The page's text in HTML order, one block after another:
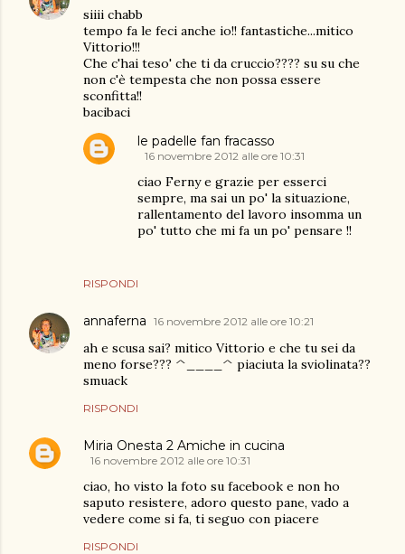
siiii chabb
tempo fa le feci anche io!! fantastiche...mitico
Vittorio!!!
Che c'hai teso' che ti da cruccio???? su su che
non c'è tempesta che non possa essere
sconfitta!!
bacibaci
RISPONDI
le padelle fan fracasso
16 novembre 2012 alle ore 10:31
ciao Ferny e grazie per esserci
sempre, ma sai un po' la situazione,
rallentamento del lavoro insomma un
po' tutto che mi fa un po' pensare !!
annaferna 16 novembre 2012 alle ore 10:21
ah e scusa sai? mitico Vittorio e che tu sei da
meno forse??? ^____^ piaciuta la sviolinata??
smuack
RISPONDI
Miria Onesta 2 Amiche in cucina
16 novembre 2012 alle ore 10:31
ciao, ho visto la foto su facebook e non ho
saputo resistere, adoro questo pane, vado a
vedere come si fa, ti seguo con piacere
RISPONDI